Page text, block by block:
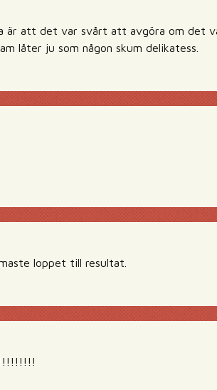
är att det var svårt att avgöra om det
låter ju som någon skum delikatess.
loppet till resultat.